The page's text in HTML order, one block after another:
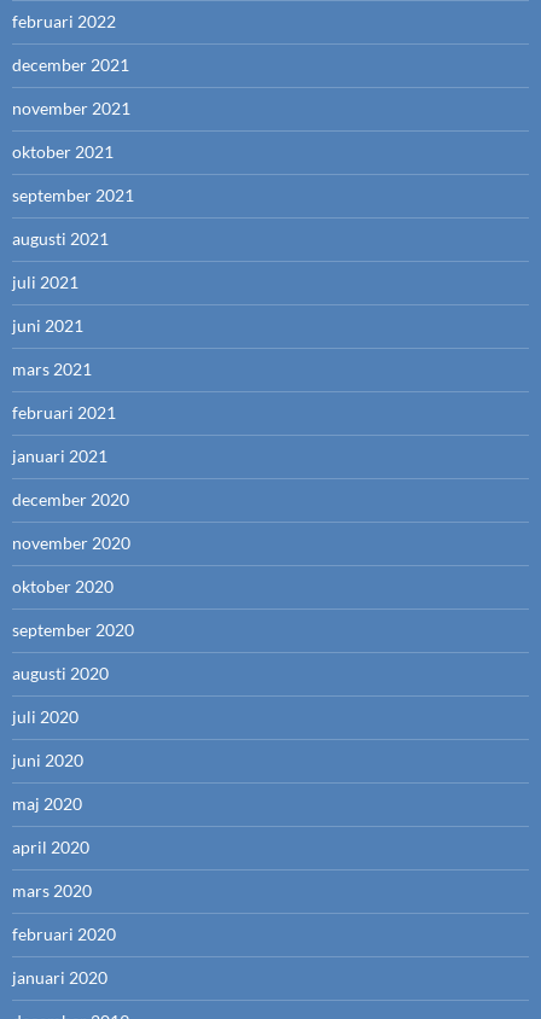
februari 2022
december 2021
november 2021
oktober 2021
september 2021
augusti 2021
juli 2021
juni 2021
mars 2021
februari 2021
januari 2021
december 2020
november 2020
oktober 2020
september 2020
augusti 2020
juli 2020
juni 2020
maj 2020
april 2020
mars 2020
februari 2020
januari 2020